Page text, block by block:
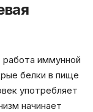
иммунной
белки в пище
употребляет
начинает